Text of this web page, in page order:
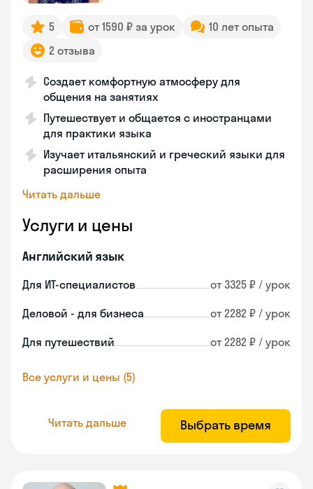
5 от 1590 ₽ за урок
10 лет опыта
2 отзыва
Создает комфортную атмосферу для
общения на занятиях
Путешествует и общается с иностранцами
для практики языка
Изучает итальянский и греческий языки для
расширения опыта
Читать дальше
Услуги и цены
Английский язык
Для ИТ-специалистов от 3325 ₽ / урок
Деловой - для бизнеса от 2282 ₽ / урок
Для путешествий от 2282 ₽ / урок
Все услуги и цены (5)
Читать дальше Выбрать время